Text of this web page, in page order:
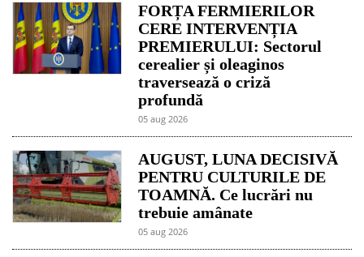
FORȚA FERMIERILOR
CERE INTERVENȚIA
PREMIERULUI: Sectorul
cerealier și oleaginos
traversează o criză
profundă
05 aug 2026
AUGUST, LUNA DECISIVĂ
PENTRU CULTURILE DE
TOAMNĂ. Ce lucrări nu
trebuie amânate
05 aug 2026